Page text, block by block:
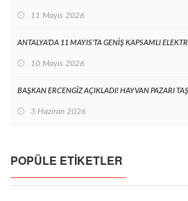
11 Mayıs 2026
ANTALYA’DA 11 MAYIS’TA GENİŞ KAPSAMLI
10 Mayıs 2026
BAŞKAN ERCENGİZ AÇIKLADI! HAYVAN PAZARI
3 Haziran 2026
POPÜLE ETIKETLER